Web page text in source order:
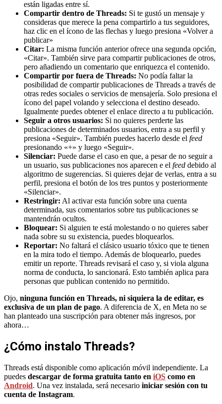
están ligadas entre sí.
Compartir dentro de Threads: Si te gustó un mensaje y
consideras que merece la pena compartirlo a tus seguidores,
haz clic en el ícono de las flechas y luego presiona «Volver a
publicar»
Citar: La misma función anterior ofrece una segunda opción,
«Citar». También sirve para compartir publicaciones de otros,
pero añadiendo un comentario que enriquezca el contenido.
Compartir por fuera de Threads: No podía faltar la
posibilidad de compartir publicaciones de Threads a través de
otras redes sociales o servicios de mensajería. Solo presiona el
ícono del papel volando y selecciona el destino deseado.
Igualmente puedes obtener el enlace directo a tu publicación.
Seguir a otros usuarios: Si no quieres perderte las
publicaciones de determinados usuarios, entra a su perfil y
presiona «Seguir». También puedes hacerlo desde el feed
presionando «+» y luego «Seguir».
Silenciar: Puede darse el caso en que, a pesar de no seguir a
un usuario, sus publicaciones nos aparecen e el feed debido al
algoritmo de sugerencias. Si quieres dejar de verlas, entra a su
perfil, presiona el botón de los tres puntos y posteriormente
«Silenciar».
Restringir: Al activar esta función sobre una cuenta
determinada, sus comentarios sobre tus publicaciones se
mantendrán ocultos.
Bloquear: Si alguien te está molestando o no quieres saber
nada sobre su su existencia, puedes bloquearlos.
Reportar: No faltará el clásico usuario tóxico que te tienen
en la mira todo el tiempo. Además de bloquearlo, puedes
emitir un reporte. Threads revisará el caso y, si viola alguna
norma de conducta, lo sancionará. Esto también aplica para
personas que publican contenido no permitido.
Ojo, ninguna función en Threads, ni siquiera la de editar, es
exclusiva de un plan de pago. A diferencia de X, en Meta no se
han planteado una suscripción para obtener más ingresos, por
ahora…
¿Cómo instalo Threads?
Threads está disponible como aplicación móvil independiente. La
puedes descargar de forma gratuita tanto en iOS como en
Android. Una vez instalada, será necesario iniciar sesión con tu
cuenta de Instagram.